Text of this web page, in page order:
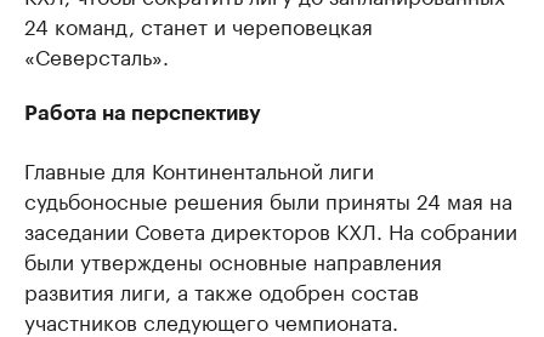
24 команд, станет и череповецкая
«Северсталь».
Работа на перспективу
Главные для Континентальной лиги
судьбоносные решения были приняты 24 мая на
заседании Совета директоров КХЛ. На собрании
были утверждены основные направления
развития лиги, а также одобрен состав
участников следующего чемпионата.